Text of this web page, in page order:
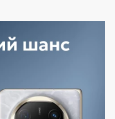
продукции. В нашем
найдёте нужный
с возможностью
У нас есть такая
условия оплаты,
в корзину и
Realme C55 в Липецке вы